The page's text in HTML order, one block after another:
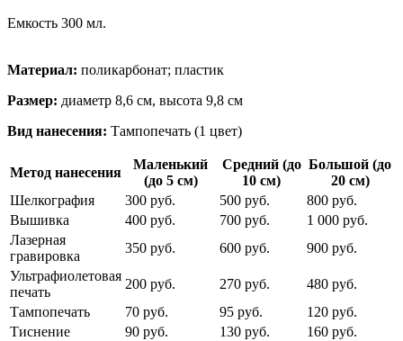
Емкость 300 мл.
Материал: поликарбонат; пластик
Размер: диаметр 8,6 см, высота 9,8 см
Вид нанесения: Тампопечать (1 цвет)
Метод нанесения
Маленький
(до 5 см)
Средний (до
10 см)
Большой (до
20 см)
Шелкография
300 руб. 500 руб.
800 руб.
Вышивка
400 руб. 700 руб.
1 000 руб.
Лазерная
гравировка
350 руб. 600 руб.
900 руб.
Ультрафиолетовая
печать
200 руб. 270 руб.
480 руб.
Тампопечать
70 руб. 95 руб.
120 руб.
Тиснение
90 руб. 130 руб.
160 руб.